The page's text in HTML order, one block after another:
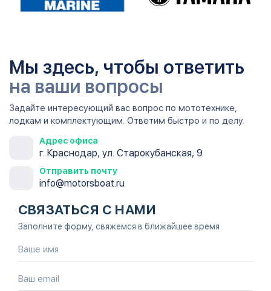
Мы здесь, чтобы ответить
на ваши вопросы
Задайте интересующий вас вопрос по мототехнике,
лодкам и комплектующим. Ответим быстро и по делу.
Адрес офиса
г. Краснодар, ул. Старокубанская, 9
Отправить почту
info@motorsboat.ru
СВЯЗАТЬСЯ С НАМИ
Заполните форму, свяжемся в ближайшее время